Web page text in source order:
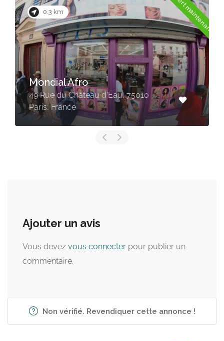
Ouvert maintenant
d'Eau, 75010
0.5 km
Coiffure
Africaine
42 Rue du Faubourg
75010 Paris, France
Ajouter un avis
Vous devez vous connecter pour publier un
commentaire.
Non vérifié. Revendiquer cette annonce !